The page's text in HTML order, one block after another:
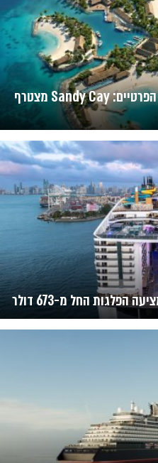
MSC מרחיבה את חוויית האיים הפרטיים: Sandy Cay מצטרף